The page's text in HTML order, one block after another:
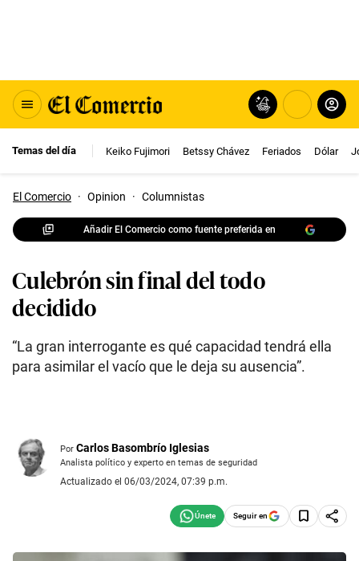
Temas del día Keiko Fujimori Betssy Chávez Feriados Dólar
El Comercio · Opinion · Columnistas
Añadir El Comercio como fuente preferida en
Culebrón sin final del todo
decidido
“La gran interrogante es qué capacidad tendrá ella
para asimilar el vacío que le deja su ausencia”.
Por Carlos Basombrío Iglesias
Analista político y experto en temas de seguridad
Actualizado el 06/03/2024, 07:39 p.m.
Seguir en